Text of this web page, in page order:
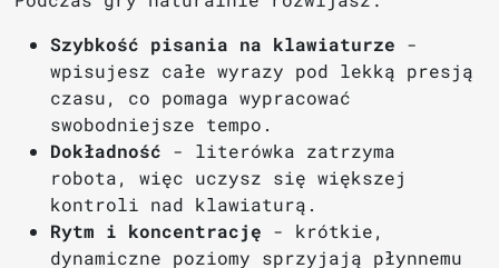
Szybkość pisania na klawiaturze -
wpisujesz całe wyrazy pod lekką presją
czasu, co pomaga wypracować
swobodniejsze tempo.
Dokładność - literówka zatrzyma
robota, więc uczysz się większej
kontroli nad klawiaturą.
Rytm i koncentrację - krótkie,
dynamiczne poziomy sprzyjają płynnemu